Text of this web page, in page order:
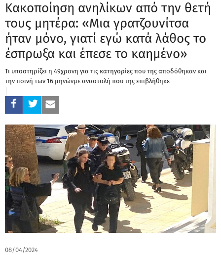
Κακοποίηση ανηλίκων από την θετή
τους μητέρα: «Μια γρατζουνίτσα
ήταν μόνο, γιατί εγώ κατά λάθος το
έσπρωξα και έπεσε το καημένο»
Τι υποστηρίζει η 49χρονη για τις κατηγορίες που της αποδόθηκαν και
την ποινή των 16 μηνώνμε αναστολή που της επιβλήθηκε
08/04/2024